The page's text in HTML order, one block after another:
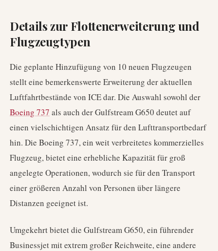
Details zur Flottenerweiterung und
Flugzeugtypen
Die geplante Hinzufügung von 10 neuen Flugzeugen
stellt eine bemerkenswerte Erweiterung der aktuellen
Luftfahrtbestände von ICE dar. Die Auswahl sowohl der
Boeing 737 als auch der Gulfstream G650 deutet auf
einen vielschichtigen Ansatz für den Lufttransportbedarf
hin. Die Boeing 737, ein weit verbreitetes kommerzielles
Flugzeug, bietet eine erhebliche Kapazität für groß
angelegte Operationen, wodurch sie für den Transport
einer größeren Anzahl von Personen über längere
Distanzen geeignet ist.
Umgekehrt bietet die Gulfstream G650, ein führender
Businessjet mit extrem großer Reichweite, eine andere